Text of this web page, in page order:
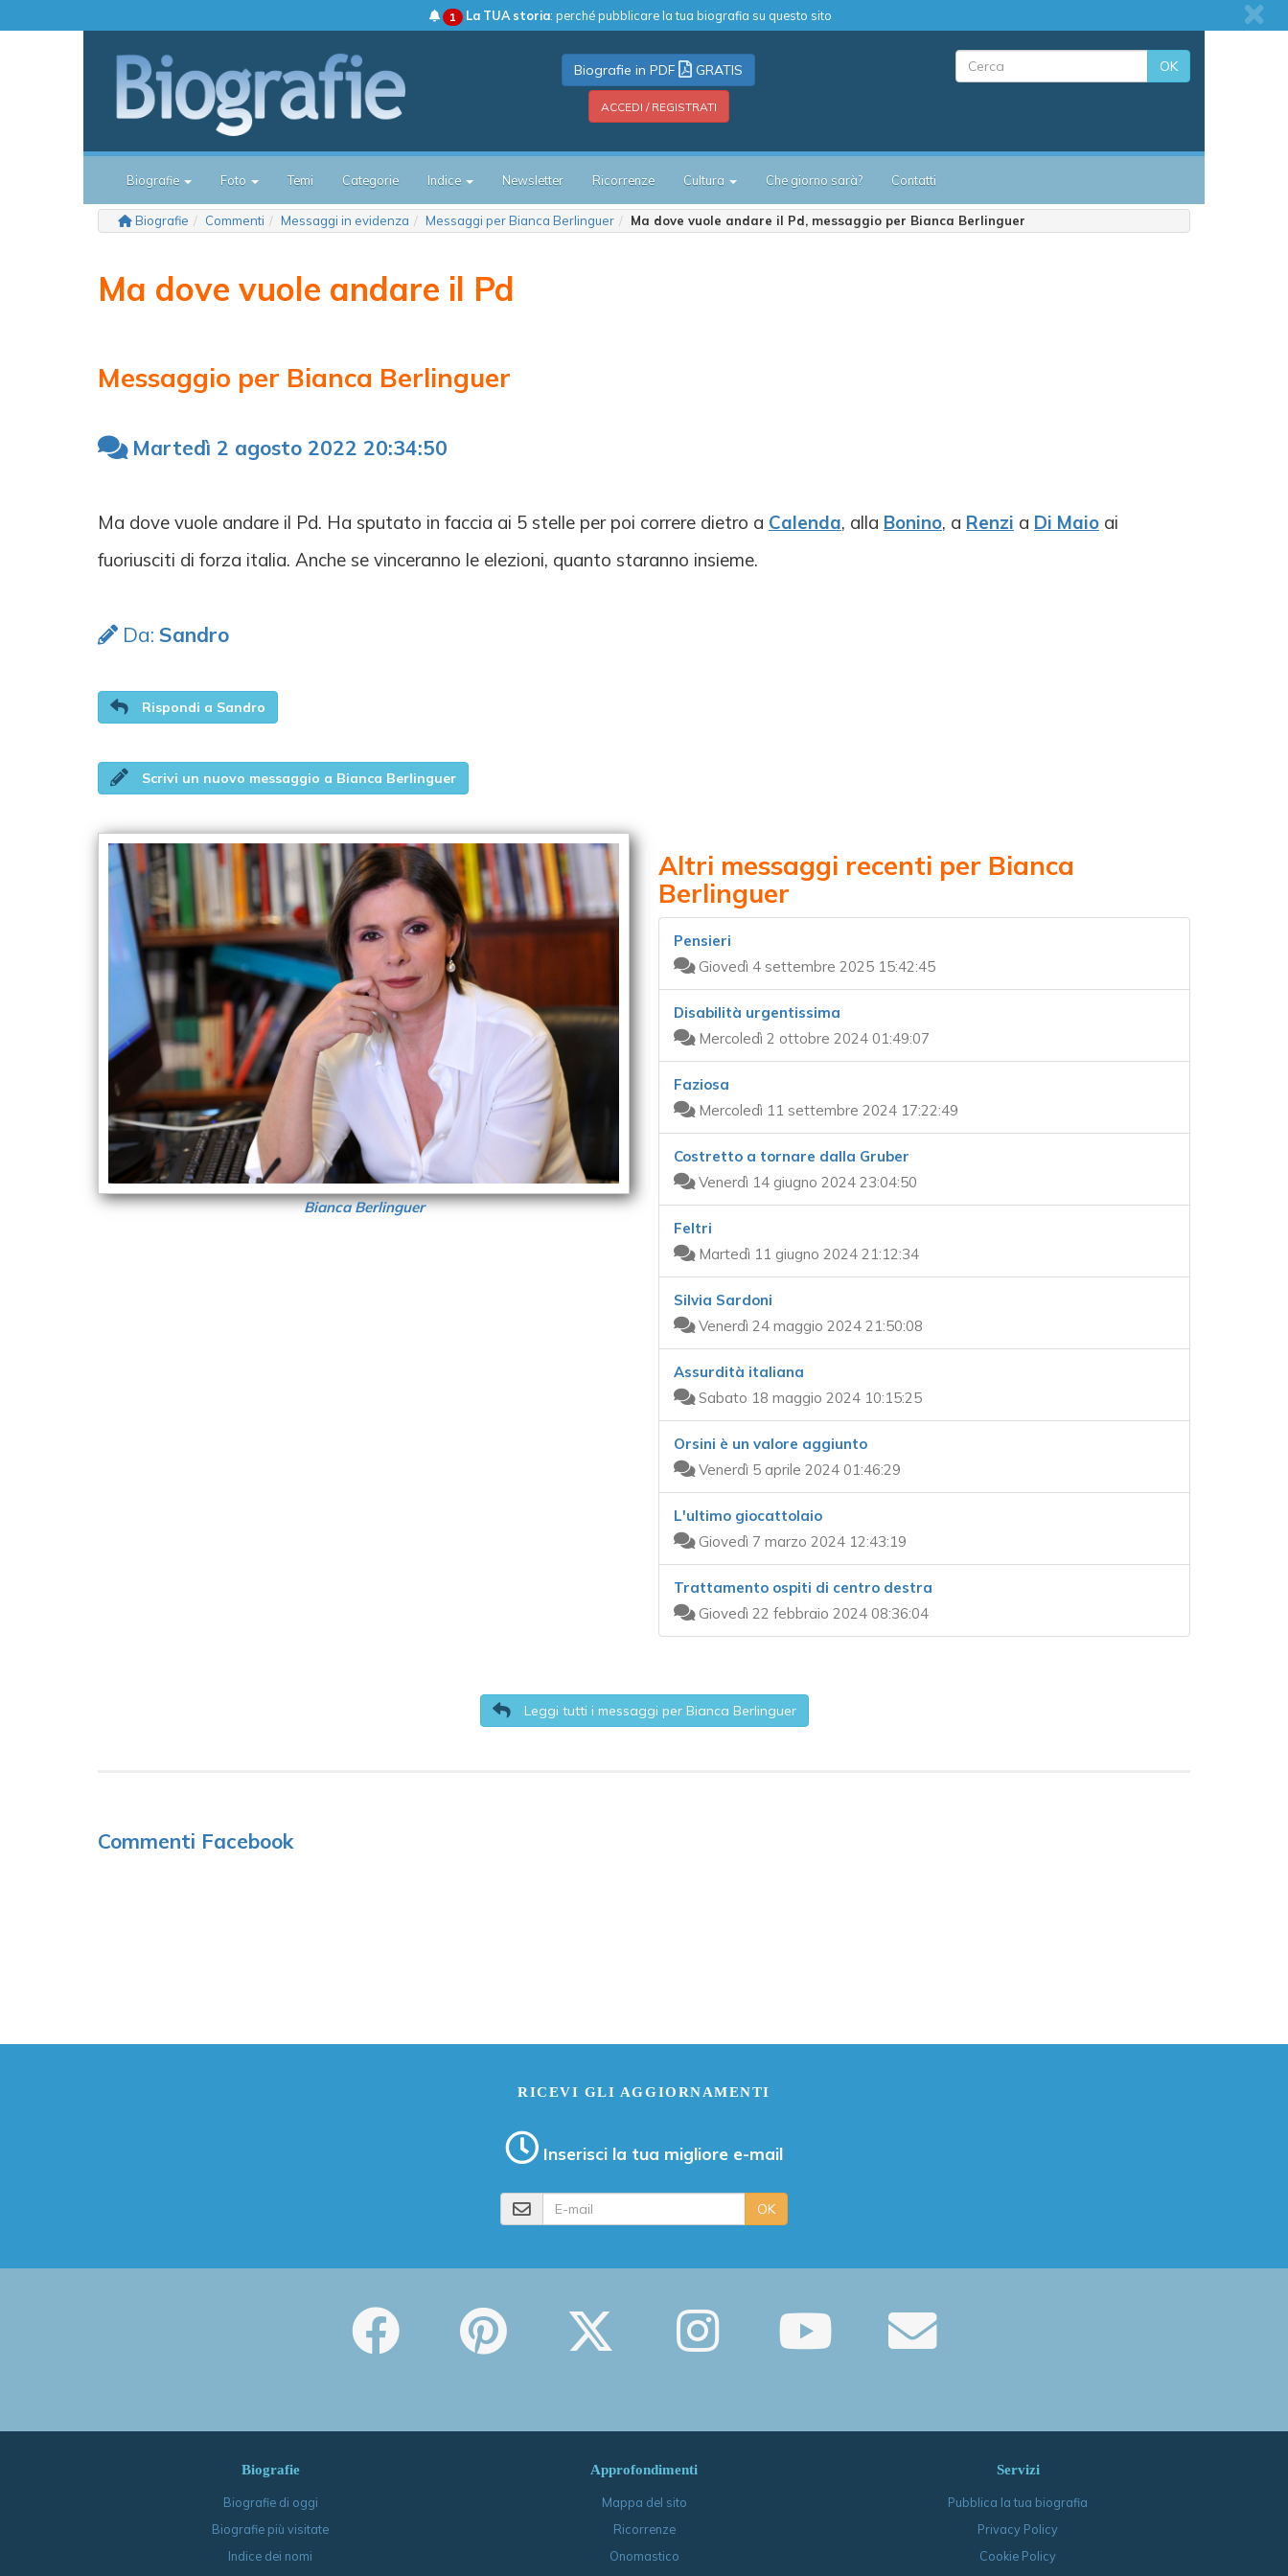
1 La TUA storia: perché pubblicare la tua biografia su questo sito
Biografie in PDF GRATIS
ACCEDI / REGISTRATI
OK
Biografie Foto Temi Categorie Indice Newsletter Ricorrenze Cultura Che giorno sarà? Contatti
Biografie Commenti Messaggi in evidenza Messaggi per Bianca Berlinguer Ma dove vuole andare il Pd, messaggio per Bianca Berlinguer
Ma dove vuole andare il Pd
Messaggio per Bianca Berlinguer
Martedì 2 agosto 2022 20:34:50
Ma dove vuole andare il Pd. Ha sputato in faccia ai 5 stelle per poi correre dietro a Calenda, alla Bonino, a Renzi a Di Maio ai
fuoriusciti di forza italia. Anche se vinceranno le elezioni, quanto staranno insieme.
Da: Sandro
Rispondi a Sandro
Scrivi un nuovo messaggio a Bianca Berlinguer
Bianca Berlinguer
Altri messaggi recenti per Bianca
Berlinguer
Pensieri
Giovedì 4 settembre 2025 15:42:45
Disabilità urgentissima
Mercoledì 2 ottobre 2024 01:49:07
Faziosa
Mercoledì 11 settembre 2024 17:22:49
Costretto a tornare dalla Gruber
Venerdì 14 giugno 2024 23:04:50
Feltri
Martedì 11 giugno 2024 21:12:34
Silvia Sardoni
Venerdì 24 maggio 2024 21:50:08
Assurdità italiana
Sabato 18 maggio 2024 10:15:25
Orsini è un valore aggiunto
Venerdì 5 aprile 2024 01:46:29
L'ultimo giocattolaio
Giovedì 7 marzo 2024 12:43:19
Trattamento ospiti di centro destra
Giovedì 22 febbraio 2024 08:36:04
Leggi tutti i messaggi per Bianca Berlinguer
Commenti Facebook
RICEVI GLI AGGIORNAMENTI
Inserisci la tua migliore e-mail
OK
Biografie
Biografie di oggi
Biografie più visitate
Indice dei nomi
Approfondimenti
Mappa del sito
Ricorrenze
Onomastico
Servizi
Pubblica la tua biografia
Privacy Policy
Cookie Policy